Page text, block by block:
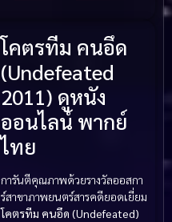
โคตรทีม คนอึด
(Undefeated
2011) ดูหนัง
ออนไลน์ พากย์
ไทย
การันตีคุณภาพด้วยรางวัลออสกา
ร์สาขาภาพยนตร์สารคดียอดเยี่ยม
โคตรทีม คนอึด (Undefeated)